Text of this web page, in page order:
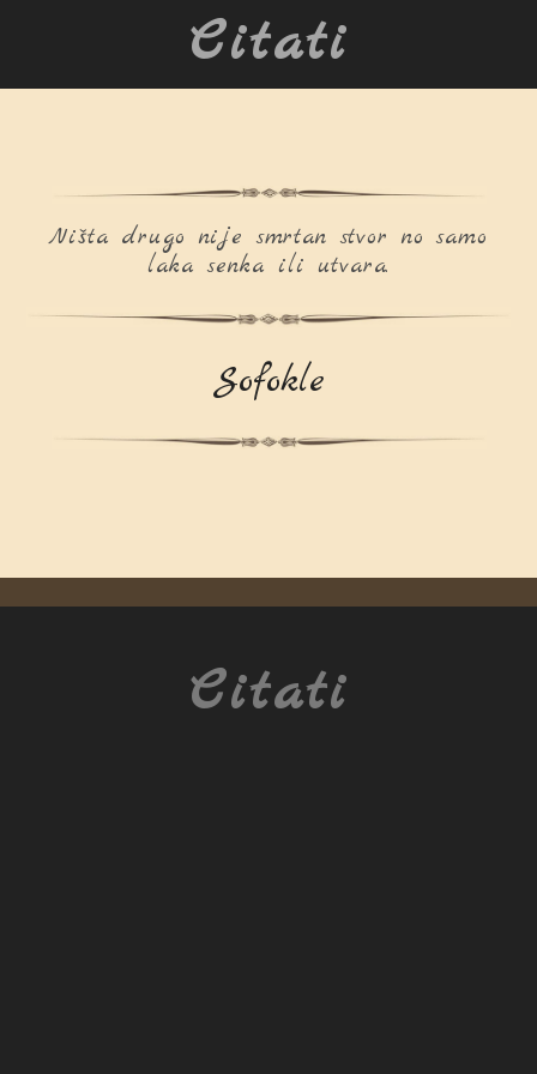
Citati
Ništa drugo nije smrtan stvor no samo
laka senka ili utvara.
Sofokle
Citati